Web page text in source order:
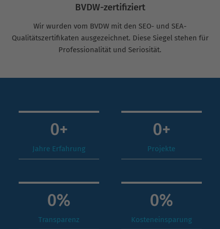
BVDW-zertifiziert
Wir wurden vom BVDW mit den SEO- und SEA-
Qualitätszertifikaten ausgezeichnet. Diese Siegel stehen für
Professionalität und Seriosität.
0+
Jahre Erfahrung
0+
Projekte
0%
Transparenz
0%
Kosteneinsparung